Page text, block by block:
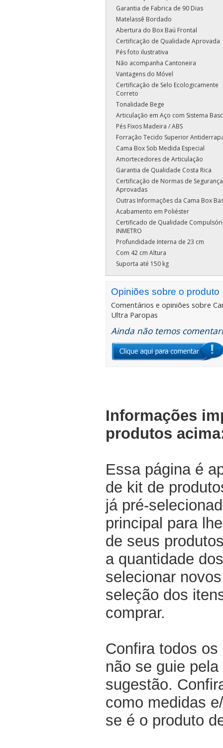
Garantia de Fabrica de 90 Dias
Matelassê Bordado
Abertura do Box Baú Frontal
Certificação de Qualidade Aprovada
Pés foto ilustrativa
Não acompanha Cantoneira
Vantagens do Móvel
Certificação de Selo Ecologicamente
Correto
Tonalidade Bege
Articulação em Aço com Sistema
Pés Fixos Madeira / ABS
Forração Tecido Superior
Cama Box Sob Medida Especial
Amortecedores de Articulação
Garantia de Qualidade Costa Rica
Certificação de Normas de Segurança
Aprovadas
Outras Informações da Cama Box
Acabamento em Poliéster
Certificado de Qualidade
INMETRO
Profundidade Interna de 23 cm
Com 42 cm Altura
Suporta até 150 kg
Opiniões sobre o produto
Comentários e opiniões sobre
Ultra Paropas
Ainda não temos
Informações
produtos
Essa página é
de kit de
já pré-
principal para
de seus
a quantidade
selecionar
seleção dos
comprar.
Confira todos
não se guie
sugestão.
como medidas
se é o produto